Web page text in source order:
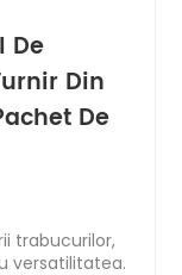
De
Din
De
trabucurilor,
versatilitatea.